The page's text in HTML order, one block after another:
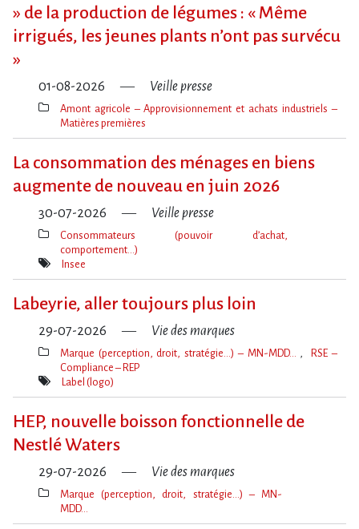
» de la production de légumes : « Même
irrigués, les jeunes plants n’ont pas survécu
»
01-08-2026 Veille presse
Thèmes(s)
Amont agricole – Approvisionnement et achats industriels –
Matières premières
La consommation des ménages en biens
augmente de nouveau en juin 2026
30-07-2026 Veille presse
Thèmes(s)
Consommateurs (pouvoir d’achat,
comportement…)
Mot(s)-
Insee
Labeyrie, aller toujours plus loin
29-07-2026 Vie des marques
Thèmes(s)
Marque (perception, droit, stratégie…) – MN-MDD…
RSE –
Compliance – REP
Mot(s)-
Label (logo)
HEP, nouvelle boisson fonctionnelle de
Nestlé Waters
29-07-2026 Vie des marques
Thèmes(s)
Marque (perception, droit, stratégie…) – MN-
MDD…